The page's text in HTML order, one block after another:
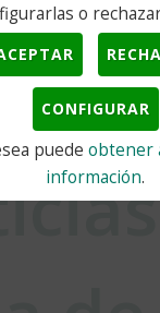
o
CONFIGURAR
puede obtener
información.
Noticias Área